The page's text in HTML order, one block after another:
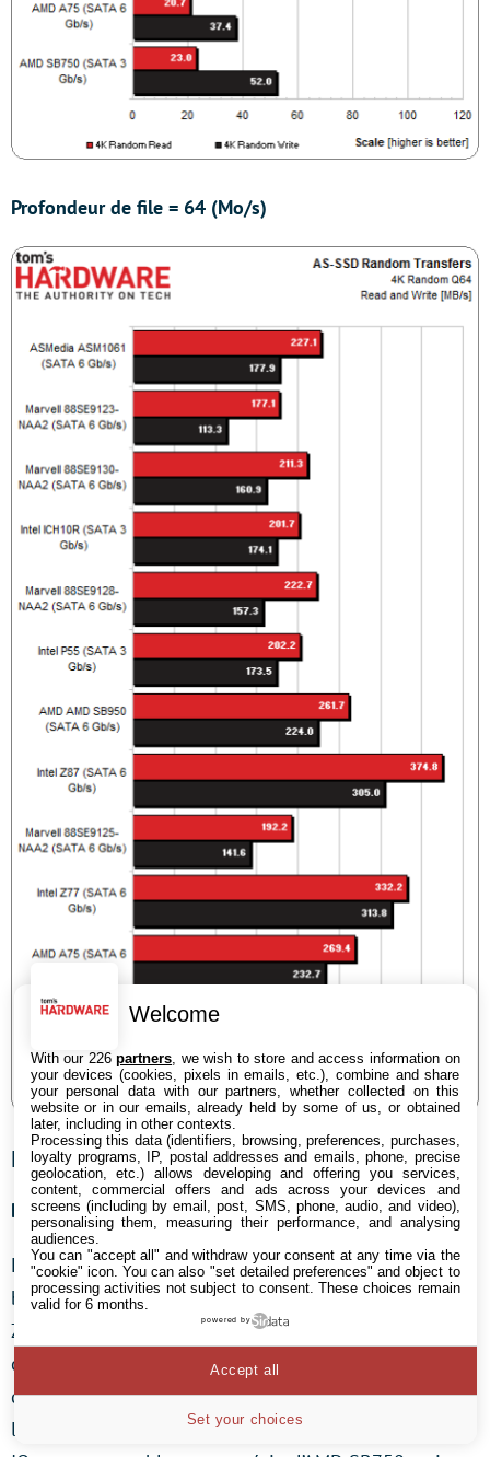
Profondeur de file = 64 (Mo/s)
IOmeter
Débit en lecture
Lorsque nous répétons le test de lecture aléatoire de
blocs de 4 Ko avec IOmeter, les chipsets Intel Z77 et
Z87 arrivent une fois encore en tête de classement. Les
chipsets AMD SB950 et A75 suivent en troisième et
quatrième place, tandis que les puces Marvell traînent
loin derrière. Curieusement, à l’inverse d’AS-SSD,
Welcome
With our 226partners , we wish to store and access information on
your devices (cookies, pixels in emails, etc.), combine and share
your personal data with our partners, whether collected on this
website or in our emails, already held by some of us, or obtained
later, including in other contexts.
Processing this data (identifiers, browsing, preferences, purchases,
loyalty programs, IP, postal addresses and emails, phone, precise
geolocation, etc.) allows developing and offering you services,
content, commercial offers and ads across your devices and
screens (including by email, post, SMS, phone, audio, and video),
personalising them, measuring their performance, and analysing
audiences.
You can "accept all" and withdraw your consent at any time via the
"cookie" icon. You can also "set detailed preferences" and object to
processing activities not subject to consent. These choices remain
valid for 6 months.
powered by
Set your choices
Accept all